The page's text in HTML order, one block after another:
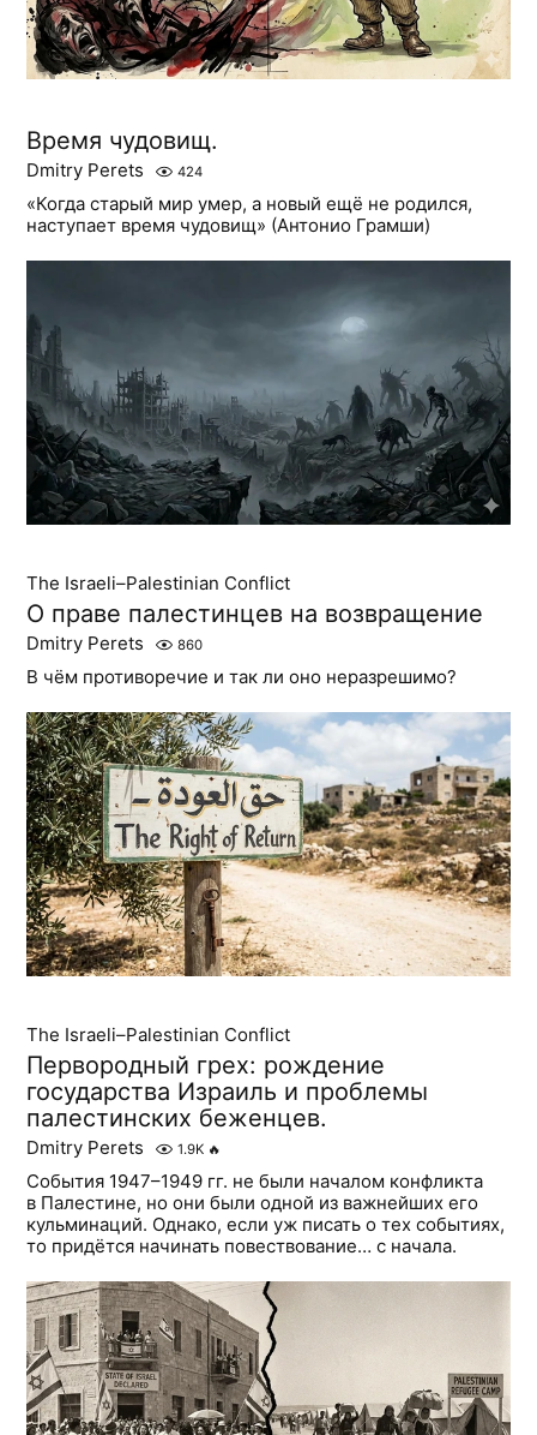
Время чудовищ.
Dmitry Perets 424
«Когда старый мир умер, а новый ещё не родился,
наступает время чудовищ» (Антонио Грамши)
The Israeli–Palestinian Conflict
О праве палестинцев на возвращение
Dmitry Perets 860
В чём противоречие и так ли оно неразрешимо?
The Israeli–Palestinian Conflict
Первородный грех: рождение
государства Израиль и проблемы
палестинских беженцев.
Dmitry Perets 1.9K 🔥
События 1947–1949 гг. не были началом конфликта
в Палестине, но они были одной из важнейших его
кульминаций. Однако, если уж писать о тех событиях,
то придётся начинать повествование… с начала.